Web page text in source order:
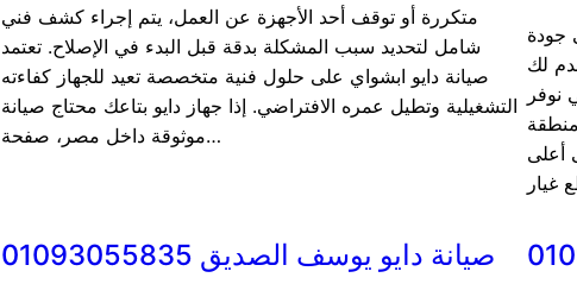
متكررة أو توقف أحد الأجهزة عن العمل، يتم إجراء كشف فني
شامل لتحديد سبب المشكلة بدقة قبل البدء في الإصلاح. تعتمد
صيانة دايو ابشواي على حلول فنية متخصصة تعيد للجهاز كفاءته
التشغيلية وتطيل عمره الافتراضي. إذا جهاز دايو بتاعك محتاج صيانة
موثوقة داخل مصر، صفحة…
جودة
لك
نوفر
أعلى
صيانة دايو يوسف الصديق 01093055835